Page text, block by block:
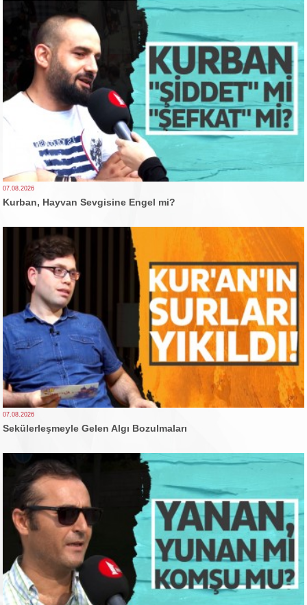
07.08.2026
Kurban, Hayvan Sevgisine Engel mi?
07.08.2026
Sekülerleşmeyle Gelen Algı Bozulmaları